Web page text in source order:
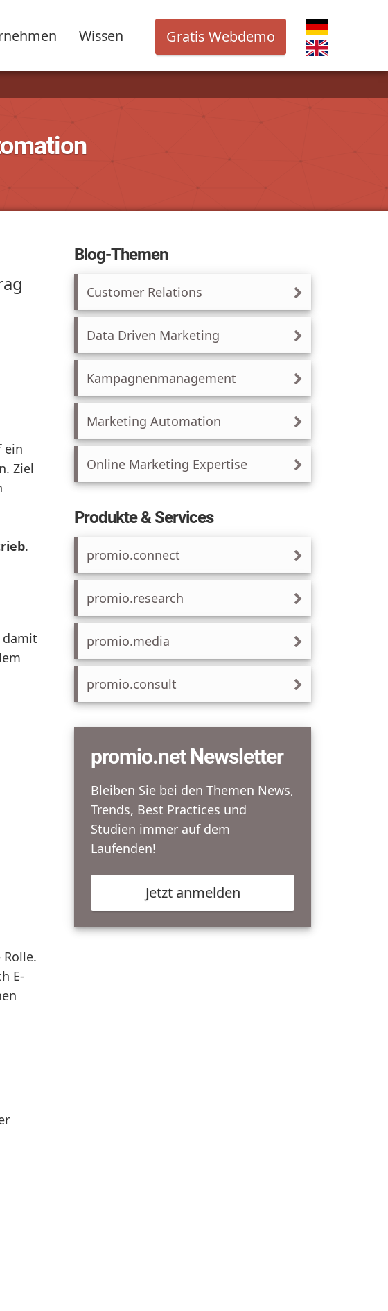
Gratis Webdemo
Wissen
ein
Ziel
.
damit
E-
Blog-Themen
Customer Relations
Data Driven Marketing
Kampagnenmanagement
Marketing Automation
Online Marketing Expertise
Produkte & Services
promio.connect
promio.research
promio.media
promio.consult
promio.net Newsletter
Bleiben Sie bei den Themen News,
Trends, Best Practices und
Studien immer auf dem
Laufenden!
Jetzt anmelden